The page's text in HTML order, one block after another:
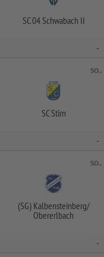
SC 04 Schwabach II
-
SO..
SC Stirn
-
SO..
(SG) Kalbensteinberg/
Obererlbach
-